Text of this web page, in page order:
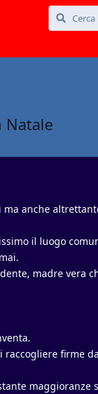
Natale
anche
il luogo
madre vera
raccogliere firme
maggioranze